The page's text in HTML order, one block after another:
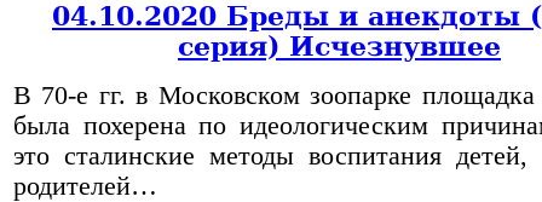
04.10.2020 Бреды и анекдоты
серия) Исчезнувшее
В 70-е гг. в Московском зоопарке площадка
была похерена по идеологическим
это сталинские методы воспитания
родителей…